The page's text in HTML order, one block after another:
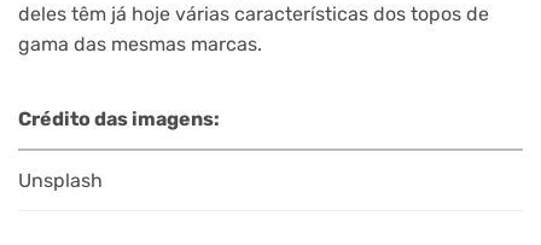
deles têm já hoje várias características dos topos de
gama das mesmas marcas.
Crédito das imagens:
Unsplash